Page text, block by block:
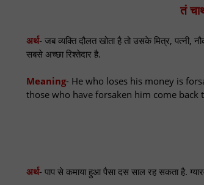
तं
अर्थ- जब व्यक्ति दौलत खोता है तो उसके मित्र, पत्नी,
सबसे अच्छा रिश्तेदार है.
Meaning- He who loses his money is
those who have forsaken him come back
अर्थ- पाप से कमाया हुआ पैसा दस साल रह सकता है.